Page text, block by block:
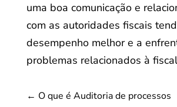
uma boa comunicação e
com as autoridades fiscais
desempenho melhor e a
problemas relacionados à
← O que é Auditoria de processos